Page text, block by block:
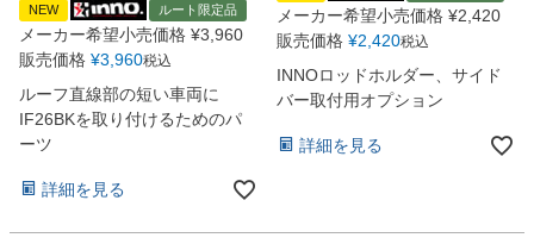
NEW ルート限定品
メーカー希望小売価格 ¥3,960
販売価格 ¥3,960税込
ルーフ直線部の短い車両に
IF26BKを取り付けるためのパ
ーツ
詳細を見る
メーカー希望小売価格 ¥2,420
販売価格 ¥2,420税込
INNOロッドホルダー、サイド
バー取付用オプション
詳細を見る